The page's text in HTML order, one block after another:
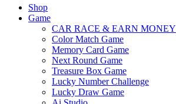
Shop
Game
CAR RACE & EARN MONEY
Color Match Game
Memory Card Game
Next Round Game
Treasure Box Game
Lucky Number Challenge
Lucky Draw Game